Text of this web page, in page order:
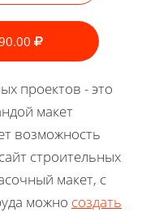
проектов - это
макет
возможность
строительных
макет, с
можно создать